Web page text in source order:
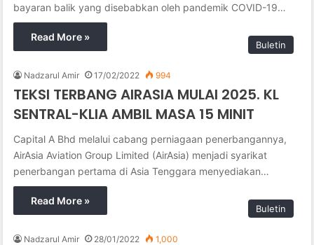
bayaran balik yang disebabkan oleh pandemik COVID-19…
Read More »
Buletin
Nadzarul Amir 17/02/2022 994
TEKSI TERBANG AIRASIA MULAI 2025. KL
SENTRAL-KLIA AMBIL MASA 15 MINIT
Capital A Bhd melalui cabang perniagaan penerbangannya,
AirAsia Aviation Group Limited (AirAsia) menjadi syarikat
penerbangan pertama di Asia Tenggara menyediakan…
Read More »
Buletin
Nadzarul Amir 28/01/2022 1,000